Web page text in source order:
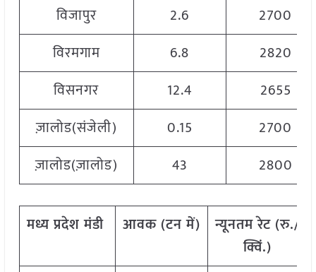
विजापुर 2.6
2700
विरमगाम
6.8
2820
विसनगर
12.4
2655
ज़ालोड(संजेली)
0.15
2700
ज़ालोड(ज़ालोड)
43 2800
मध्यप्रदेशमंडी आवक(टनमें) न्यूनतमरेट(रु./
क्विं.)